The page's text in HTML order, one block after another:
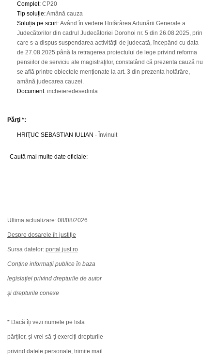
Complet: CP20
Tip soluție:Amână cauza
Soluția pe scurt:Având în vedere Hotărârea Adunării Generale a
Judecătorilor din cadrul Judecătoriei Dorohoi nr. 5 din 26.08.2025, prin
care s-a dispus suspendarea activităţii de judecată, începând cu data
de 27.08.2025 până la retragerea proiectului de lege privind reforma
pensiilor de serviciu ale magistraţilor, constatând că prezenta cauză nu
se află printre obiectele menţionate la art. 3 din prezenta hotărâre,
amână judecarea cauzei.
Document: incheieredesedinta
Părți *:
HRIŢUC SEBASTIAN IULIAN - Învinuit
Caută mai multe date oficiale:
Ultima actualizare: 08/08/2026
Despre dosarele în justiție
Sursa datelor: portal.just.ro
Conține informații publice în baza
legislației privind drepturile de autor
și drepturile conexe
* Dacă îți vezi numele pe lista
părților, și vrei să-ți exerciți drepturile
privind datele personale, trimite mail